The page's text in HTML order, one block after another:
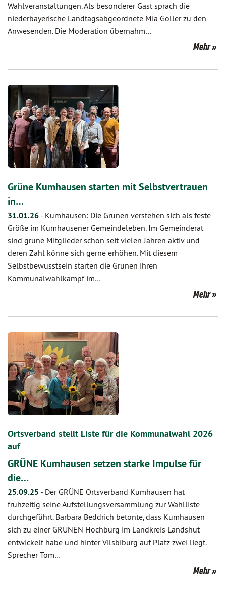
Wahlveranstaltungen. Als besonderer Gast sprach die
niederbayerische Landtagsabgeordnete Mia Goller zu den
Anwesenden. Die Moderation übernahm…
Mehr
Grüne Kumhausen starten mit Selbstvertrauen
in…
31.01.26 - Kumhausen: Die Grünen verstehen sich als feste
Größe im Kumhausener Gemeindeleben. Im Gemeinderat
sind grüne Mitglieder schon seit vielen Jahren aktiv und
deren Zahl könne sich gerne erhöhen. Mit diesem
Selbstbewusstsein starten die Grünen ihren
Kommunalwahlkampf im…
Mehr
Ortsverband stellt Liste für die Kommunalwahl 2026
auf
GRÜNE Kumhausen setzen starke Impulse für
die…
25.09.25 - Der GRÜNE Ortsverband Kumhausen hat
frühzeitig seine Aufstellungsversammlung zur Wahlliste
durchgeführt. Barbara Beddrich betonte, dass Kumhausen
sich zu einer GRÜNEN Hochburg im Landkreis Landshut
entwickelt habe und hinter Vilsbiburg auf Platz zwei liegt.
Sprecher Tom…
Mehr